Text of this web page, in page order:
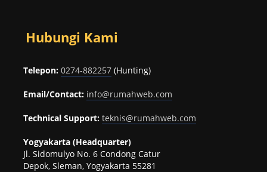
Hubungi Kami
Telepon: 0274-882257 (Hunting)
Email/Contact: info@rumahweb.com
Technical Support: teknis@rumahweb.com
Yogyakarta (Headquarter)
Jl. Sidomulyo No. 6 Condong Catur
Depok, Sleman, Yogyakarta 55281